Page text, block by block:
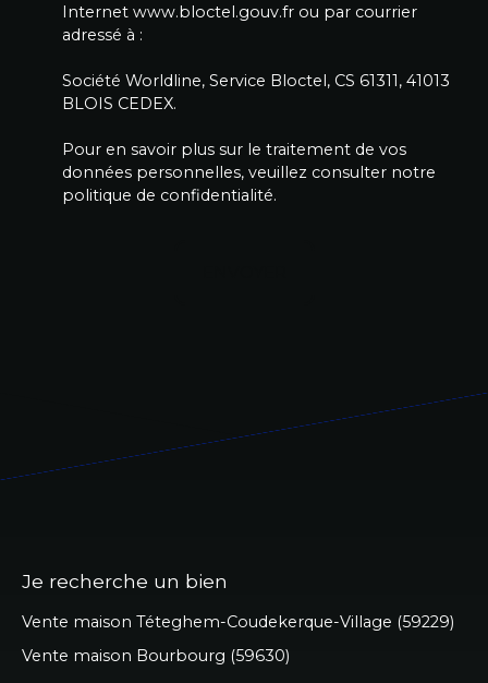
Internet www.bloctel.gouv.fr ou par courrier
adressé à :
Société Worldline, Service Bloctel, CS 61311, 41013
BLOIS CEDEX.
Pour en savoir plus sur le traitement de vos
données personnelles, veuillez consulter notre
politique de confidentialité.
Je recherche un bien
Vente maison Téteghem-Coudekerque-Village (59229)
Vente maison Bourbourg (59630)